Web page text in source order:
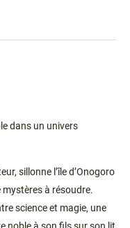
dans un univers
sillonne l’île d’Onogoro
à résoudre.
science et magie, une